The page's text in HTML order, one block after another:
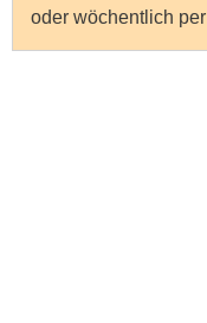
oder wöchentlich per